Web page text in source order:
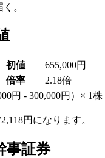
。
初値
655,000円
倍率
2.18倍
円 - 300,000円）× 1株
円になります。
事証券